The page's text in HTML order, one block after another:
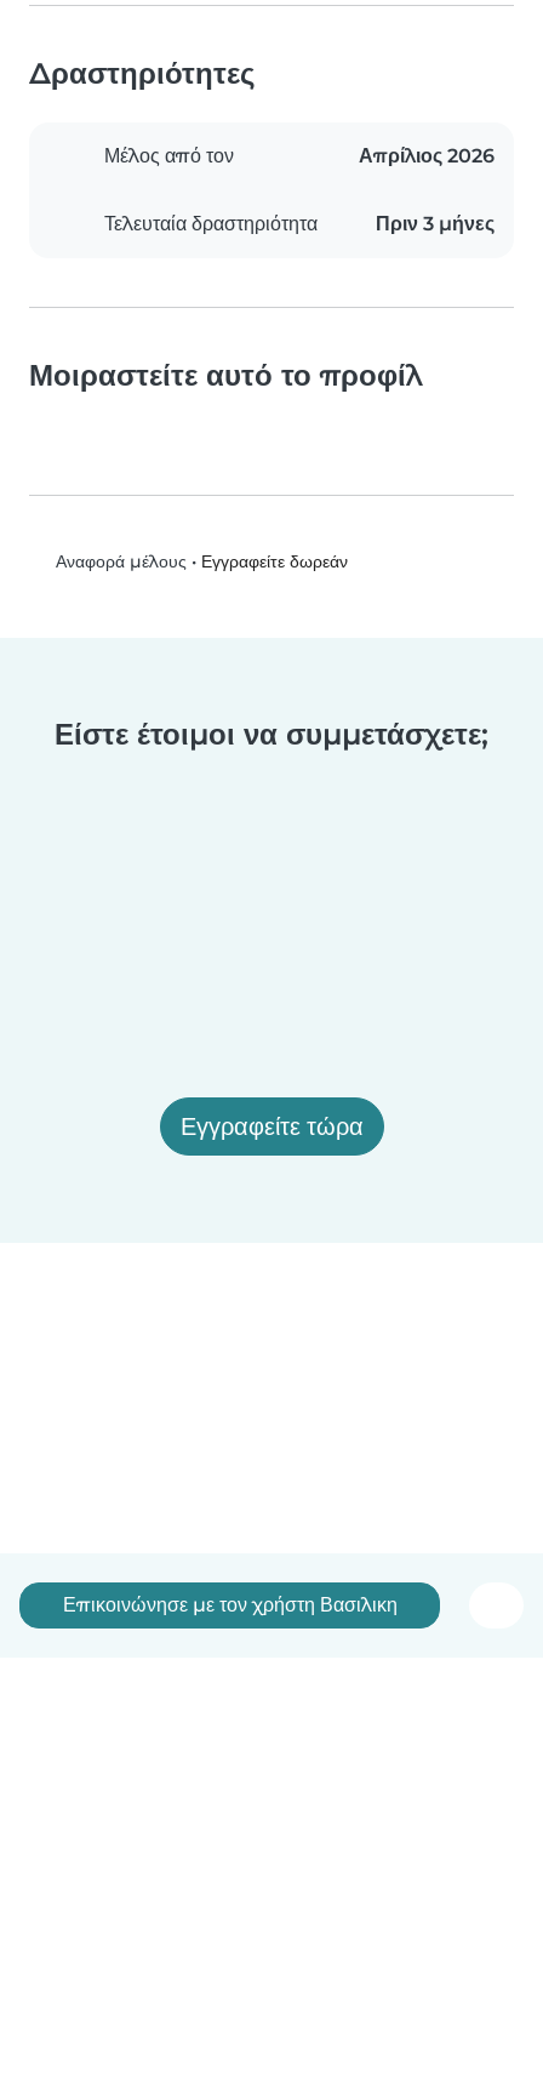
Δραστηριότητες
Μέλος από τον Απρίλιος 2026
Τελευταία δραστηριότητα Πριν 3 μήνες
Μοιραστείτε αυτό το προφίλ
Αναφορά μέλους • Εγγραφείτε δωρεάν
Είστε έτοιμοι να συμμετάσχετε;
Εγγραφείτε τώρα
Επικοινώνησε με τον χρήστη Βασιλικη